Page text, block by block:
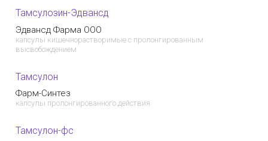
Тамсулозин-Эдвансд
Эдвансд Фарма ООО
капсулы кишечнорастворимые с пролонгированным
высвобождением
Тамсулон
Фарм-Синтез
капсулы пролонгированного действия
Тамсулон-фс